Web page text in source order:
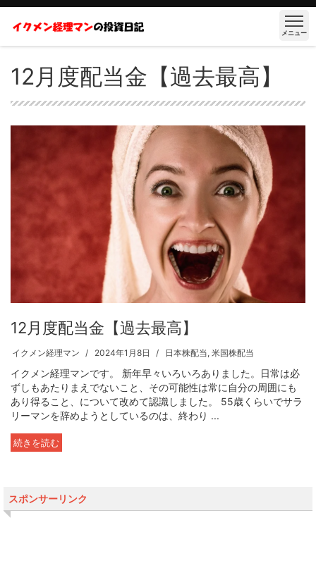
メニュー
12月度配当金【過去最高】
12月度配当金【過去最高】
イクメン経理マン 2024年1月8日 日本株配当, 米国株配当
イクメン経理マンです。 新年早々いろいろありました。日常は必
ずしもあたりまえでないこと、その可能性は常に自分の周囲にも
あり得ること、について改めて認識しました。 55歳くらいでサラ
リーマンを辞めようとしているのは、終わり ...
続きを読む
スポンサーリンク